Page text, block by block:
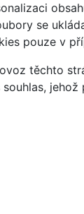
se
pouze v
těchto